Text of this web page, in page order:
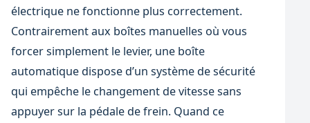
électrique ne fonctionne plus correctement.
Contrairement aux boîtes manuelles où vous
forcer simplement le levier, une boîte
automatique dispose d’un système de sécurité
qui empêche le changement de vitesse sans
appuyer sur la pédale de frein. Quand ce